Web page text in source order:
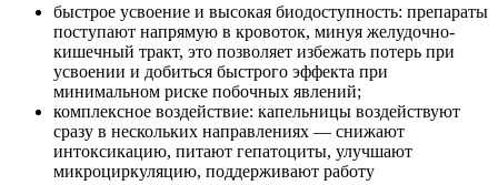
быстрое усвоение и высокая биодоступность: препараты
поступают напрямую в кровоток, минуя желудочно-
кишечный тракт, это позволяет избежать потерь при
усвоении и добиться быстрого эффекта при
минимальном риске побочных явлений;
комплексное воздействие: капельницы воздействуют
сразу в нескольких направлениях — снижают
интоксикацию, питают гепатоциты, улучшают
микроциркуляцию, поддерживают работу